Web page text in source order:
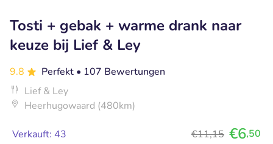
Tosti + gebak + warme drank naar
keuze bij Lief & Ley
9.8 Perfekt • 107 Bewertungen
Lief & Ley
Heerhugowaard (480km)
Verkauft: 43 €11,15 €6,50